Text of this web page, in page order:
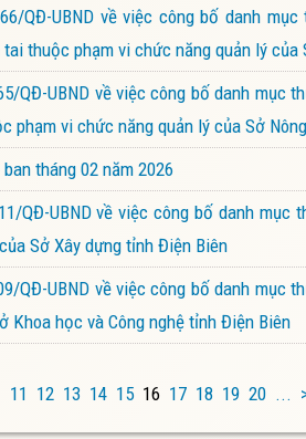
QĐ-UBND về việc công bố danh
thuộc phạm vi chức năng quản lý
QĐ-UBND về việc công bố danh mục
phạm vi chức năng quản lý của Sở
tháng 02 năm 2026
QĐ-UBND về việc công bố danh
Sở Xây dựng tỉnh Điện Biên
QĐ-UBND về việc công bố danh mục
Khoa học và Công nghệ tỉnh Điện Biên
11 12 13 14 15 16 17 18 19 20 ...